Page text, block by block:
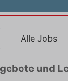
Alle Jobs
und